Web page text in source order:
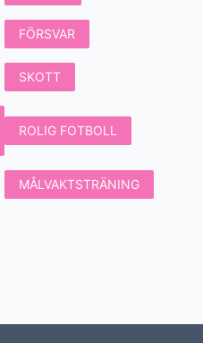
FÖRSVAR
SKOTT
ROLIG FOTBOLL
MÅLVAKTSTRÄNING